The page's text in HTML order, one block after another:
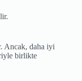
Ancak, daha iyi
birlikte